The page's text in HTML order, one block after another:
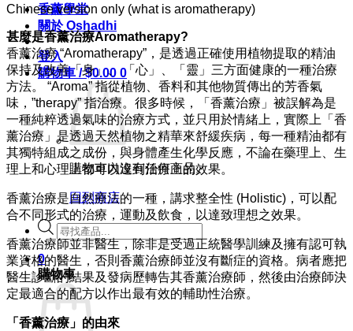
香薰學堂
關於 Oshadhi
登入
購物車 /$0.00 0
購物車內沒有任何商品。
回到商店
Products
search
0
購物車
Chinese version only (what is aromatherapy)
甚麼是香薰治療Aromatherapy?
香薰治療 “Aromatherapy”，是透過正確使用植物提取的精油
保持及改善「身」、 「心」、「靈」三方面健康的一種治療
方法。 “Aroma” 指從植物、香料和其他物質傳出的芳香氣
味，”therapy” 指治療。很多時候，「香薰治療」被誤解為是
一種純粹透過氣味的治療方式，並只用於情緒上，實際上「香
薰治療」是透過天然植物之精華來舒緩疾病，每一種精油都有
其獨特組成之成份，與身體產生化學反應，不論在藥理上、生
理上和心理上都可以達到治療上的效果。
香薰治療是自然療法的一種，講求整全性 (Holistic)，可以配
合不同形式的治療，運動及飲食，以達致理想之效果。
香薰治療師並非醫生，除非是受過正統醫學訓練及擁有認可執
業資格的醫生，否則香薰治療師並沒有斷症的資格。病者應把
醫生診斷的結果及發病歷轉告其香薰治療師，然後由治療師決
定最適合的配方以作出最有效的輔助性治療。
「香薰治療」的由來